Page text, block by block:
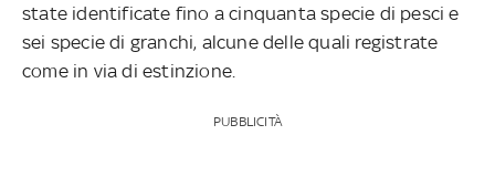
state identificate fino a cinquanta specie di pesci e
sei specie di granchi, alcune delle quali registrate
come in via di estinzione.
PUBBLICITÀ